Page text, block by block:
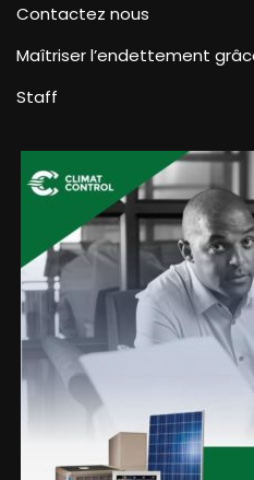
Contactez nous
Maîtriser l’endettement
Staff